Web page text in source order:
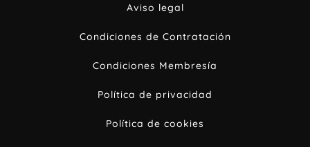
Aviso legal
Condiciones de Contratación
Condiciones Membresía
Política de privacidad
Política de cookies